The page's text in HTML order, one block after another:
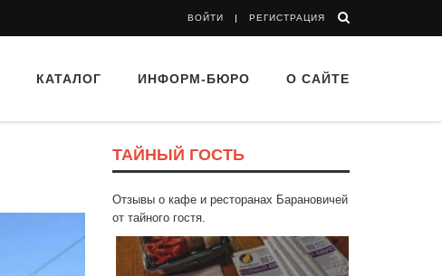
ВОЙТИ РЕГИСТРАЦИЯ
КАТАЛОГ ИНФОРМ-БЮРО О САЙТЕ
ТАЙНЫЙ ГОСТЬ
Отзывы о кафе и ресторанах Барановичей
от тайного гостя.